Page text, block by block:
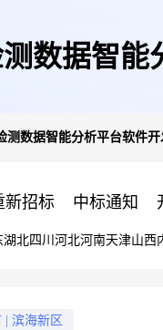
数据智能
测数据智能分析平台软件
新招标 中标通知
湖北四川 河北河南天津山西
滨海新区